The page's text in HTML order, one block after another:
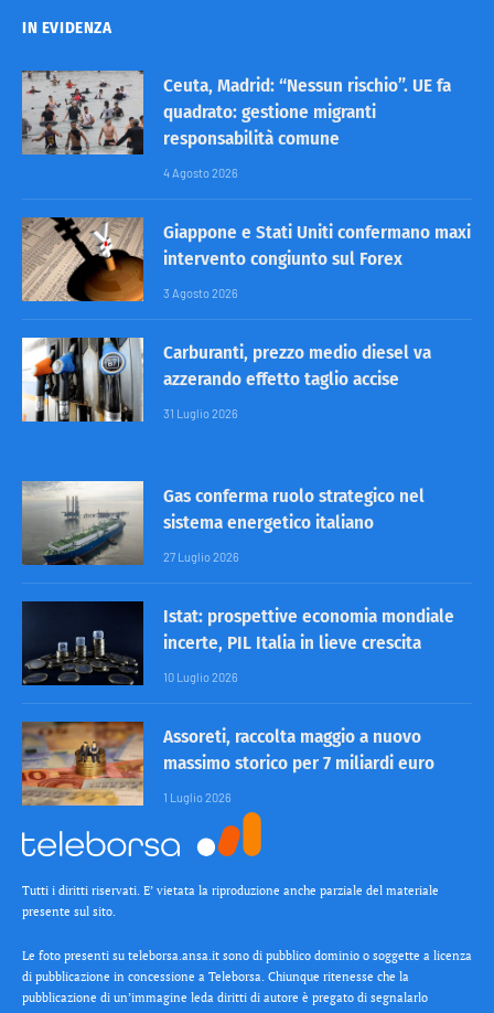
IN EVIDENZA
Ceuta, Madrid: “Nessun rischio”. UE fa
quadrato: gestione migranti
responsabilità comune
4 Agosto 2026
Giappone e Stati Uniti confermano maxi
intervento congiunto sul Forex
3 Agosto 2026
Carburanti, prezzo medio diesel va
azzerando effetto taglio accise
31 Luglio 2026
Gas conferma ruolo strategico nel
sistema energetico italiano
27 Luglio 2026
Istat: prospettive economia mondiale
incerte, PIL Italia in lieve crescita
10 Luglio 2026
Assoreti, raccolta maggio a nuovo
massimo storico per 7 miliardi euro
1 Luglio 2026
Tutti i diritti riservati. E’ vietata la riproduzione anche parziale del materiale
presente sul sito.
Le foto presenti su teleborsa.ansa.it sono di pubblico dominio o soggette a licenza
di pubblicazione in concessione a Teleborsa. Chiunque ritenesse che la
pubblicazione di un’immagine leda diritti di autore è pregato di segnalarlo